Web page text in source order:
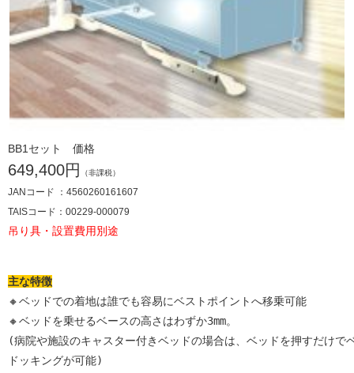
BB1セット 価格
649,400円 （非課税）
JANコード ：4560260161607
TAISコード：00229-000079
吊り具・設置費用別途
主な特徴
🔸ベッドでの着地は誰でも容易にベストポイントへ移乗可能
🔸ベッドを乗せるベースの高さはわずか3mm。
(病院や施設のキャスター付きベッドの場合は、ベッドを押すだけで
ドッキングが可能)